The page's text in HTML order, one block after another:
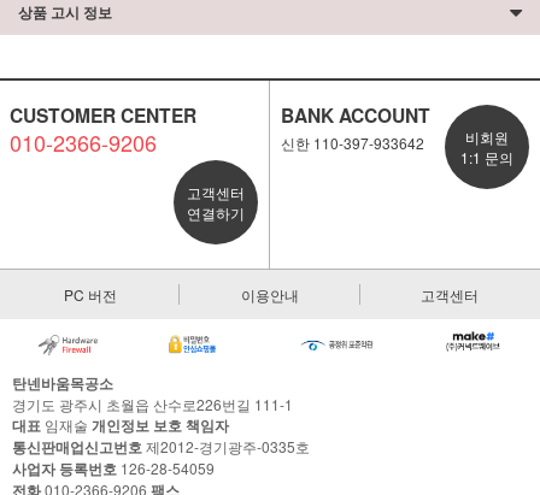
상품 고시 정보
CUSTOMER CENTER
010-2366-9206
고객센터
연결하기
BANK ACCOUNT
신한 110-397-933642
비회원
1:1 문의
PC 버전 이용안내 고객센터
탄넨바움목공소
경기도 광주시 초월읍 산수로226번길 111-1
대표 임재술 개인정보 보호 책임자
통신판매업신고번호제2012-경기광주-0335호
사업자 등록번호 126-28-54059
전화010-2366-9206 팩스